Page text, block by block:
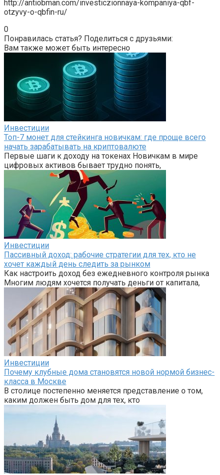
http://antiobman.com/investiczionnaya-kompaniya-qbf-
otzyvy-o-qbfin-ru/
0
Понравилась статья? Поделиться с друзьями:
Вам также может быть интересно
Инвестиции
Топ-7 монет для стейкинга новичкам: где проще всего
начать зарабатывать на криптовалюте
Первые шаги к доходу на токенах Новичкам в мире
цифровых активов бывает трудно понять,
Инвестиции
Пассивный доход: рабочие стратегии для тех, кто не
хочет каждый день следить за рынком
Как настроить доход без ежедневного контроля рынка
Многим людям хочется получать деньги от капитала,
Инвестиции
Почему клубные дома становятся новой нормой бизнес-
класса в Москве
В столице постепенно меняется представление о том,
каким должен быть дом для тех, кто